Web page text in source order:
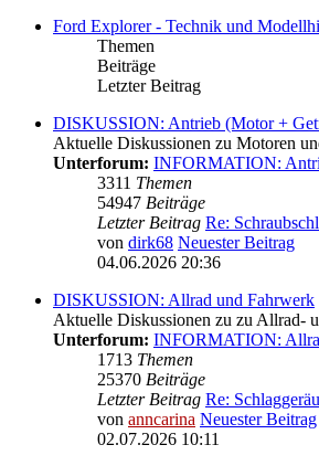
Ford Explorer - Technik und
Themen
Beiträge
Letzter Beitrag
DISKUSSION: Antrieb (Motor +
Aktuelle Diskussionen zu Motoren
Unterforum: INFORMATION:
3311 Themen
54947 Beiträge
Letzter Beitrag Re:
von dirk68 Neuester Beitrag
04.06.2026 20:36
DISKUSSION: Allrad und Fahrwerk
Aktuelle Diskussionen zu zu Allrad-
Unterforum: INFORMATION:
1713 Themen
25370 Beiträge
Letzter Beitrag Re:
von anncarina Neuester Beitrag
02.07.2026 10:11